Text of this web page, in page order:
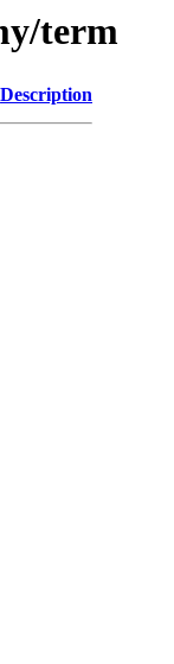
term
Description